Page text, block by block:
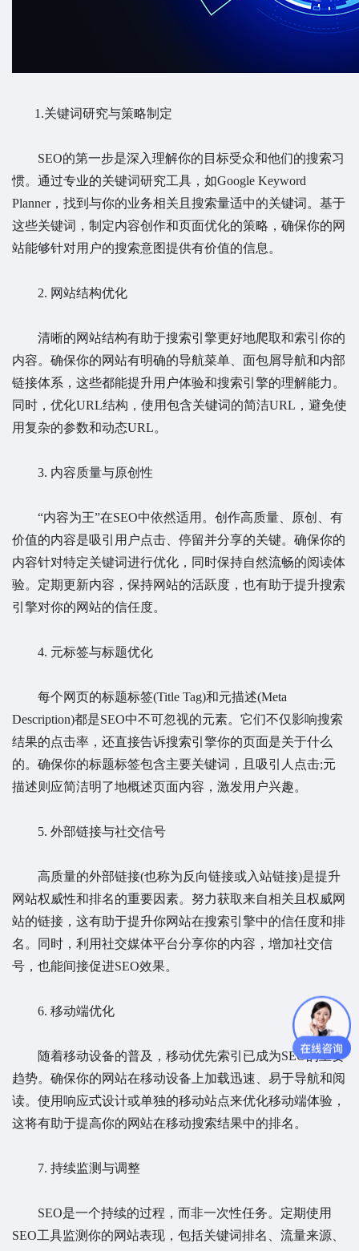
1.关键词研究与策略制定
SEO的第一步是深入理解你的目标受众和他们的搜索习
惯。通过专业的关键词研究工具，如Google Keyword
Planner，找到与你的业务相关且搜索量适中的关键词。基于
这些关键词，制定内容创作和页面优化的策略，确保你的网
站能够针对用户的搜索意图提供有价值的信息。
2. 网站结构优化
清晰的网站结构有助于搜索引擎更好地爬取和索引你的
内容。确保你的网站有明确的导航菜单、面包屑导航和内部
链接体系，这些都能提升用户体验和搜索引擎的理解能力。
同时，优化URL结构，使用包含关键词的简洁URL，避免使
用复杂的参数和动态URL。
3. 内容质量与原创性
“内容为王”在SEO中依然适用。创作高质量、原创、有
价值的内容是吸引用户点击、停留并分享的关键。确保你的
内容针对特定关键词进行优化，同时保持自然流畅的阅读体
验。定期更新内容，保持网站的活跃度，也有助于提升搜索
引擎对你的网站的信任度。
4. 元标签与标题优化
每个网页的标题标签(Title Tag)和元描述(Meta
Description)都是SEO中不可忽视的元素。它们不仅影响搜索
结果的点击率，还直接告诉搜索引擎你的页面是关于什么
的。确保你的标题标签包含主要关键词，且吸引人点击;元
描述则应简洁明了地概述页面内容，激发用户兴趣。
5. 外部链接与社交信号
高质量的外部链接(也称为反向链接或入站链接)是提升
网站权威性和排名的重要因素。努力获取来自相关且权威网
站的链接，这有助于提升你网站在搜索引擎中的信任度和排
名。同时，利用社交媒体平台分享你的内容，增加社交信
号，也能间接促进SEO效果。
6. 移动端优化
随着移动设备的普及，移动优先索引已成为SEO的重要
趋势。确保你的网站在移动设备上加载迅速、易于导航和阅
读。使用响应式设计或单独的移动站点来优化移动端体验，
这将有助于提高你的网站在移动搜索结果中的排名。
7. 持续监测与调整
SEO是一个持续的过程，而非一次性任务。定期使用
SEO工具监测你的网站表现，包括关键词排名、流量来源、